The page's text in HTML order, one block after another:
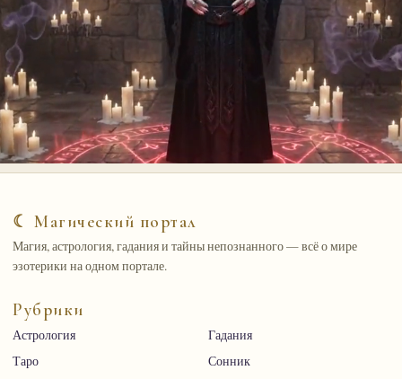
☾ Магический портал
Магия, астрология, гадания и тайны непознанного — всё о мире
эзотерики на одном портале.
Рубрики
Астрология
Гадания
Таро
Сонник